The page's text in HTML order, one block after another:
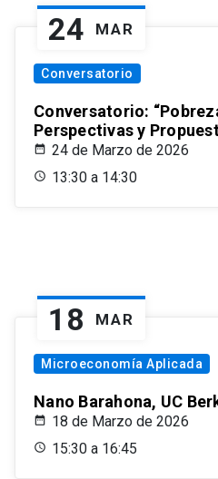
24 MAR
Conversatorio
Conversatorio:
Perspectivas y
24 de Marzo de 2026
13:30 a 14:30
18 MAR
Microeconomía Aplicada
Nano Barahona, UC
18 de Marzo de 2026
15:30 a 16:45